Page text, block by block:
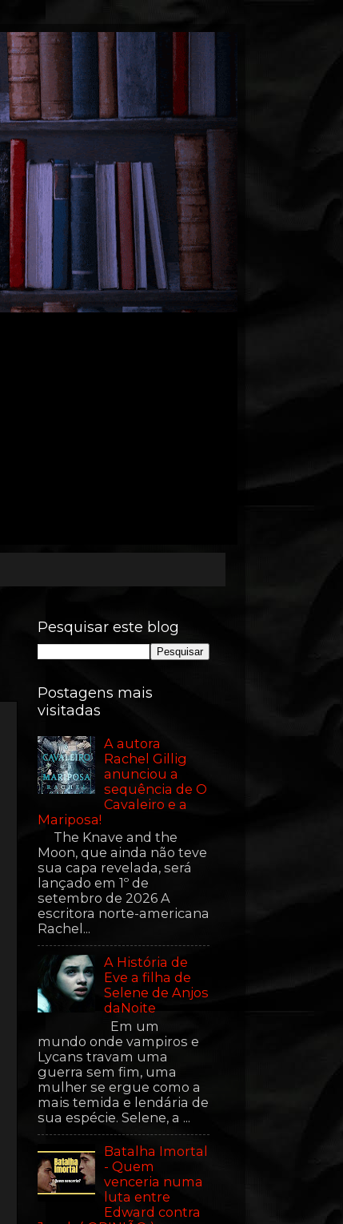
Pesquisar este blog
Postagens mais
visitadas
A autora
Rachel Gillig
anunciou a
sequência de O
Cavaleiro e a
Mariposa!
The Knave and the
Moon, que ainda não teve
sua capa revelada, será
lançado em 1º de
setembro de 2026 A
escritora norte-americana
Rachel...
A História de
Eve a filha de
Selene de Anjos
daNoite
Em um
mundo onde vampiros e
Lycans travam uma
guerra sem fim, uma
mulher se ergue como a
mais temida e lendária de
sua espécie. Selene, a ...
Batalha Imortal
- Quem
venceria numa
luta entre
Edward contra